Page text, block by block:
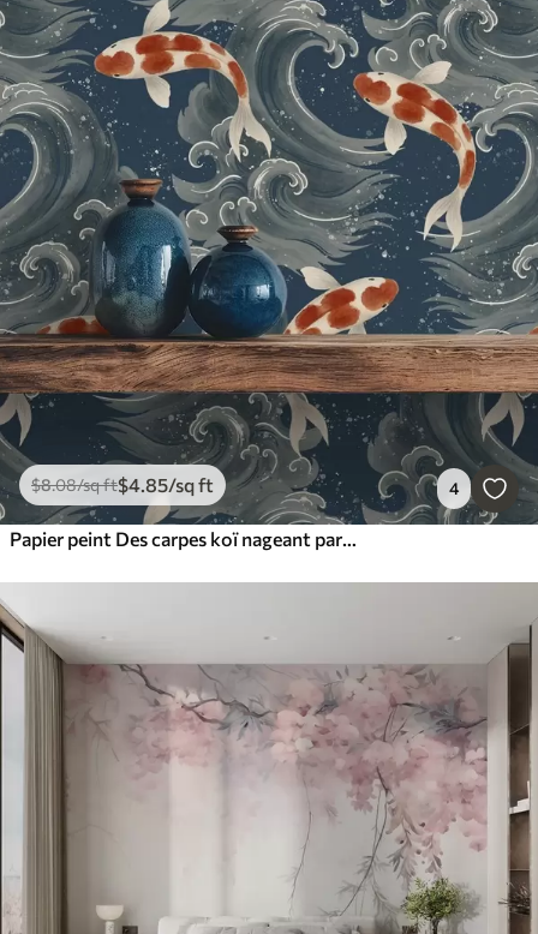
$8.08/sq ft$4.85/sq ft 4
Papier peint Des carpes koï nageant parmi les vagues spectaculaires de l'océan